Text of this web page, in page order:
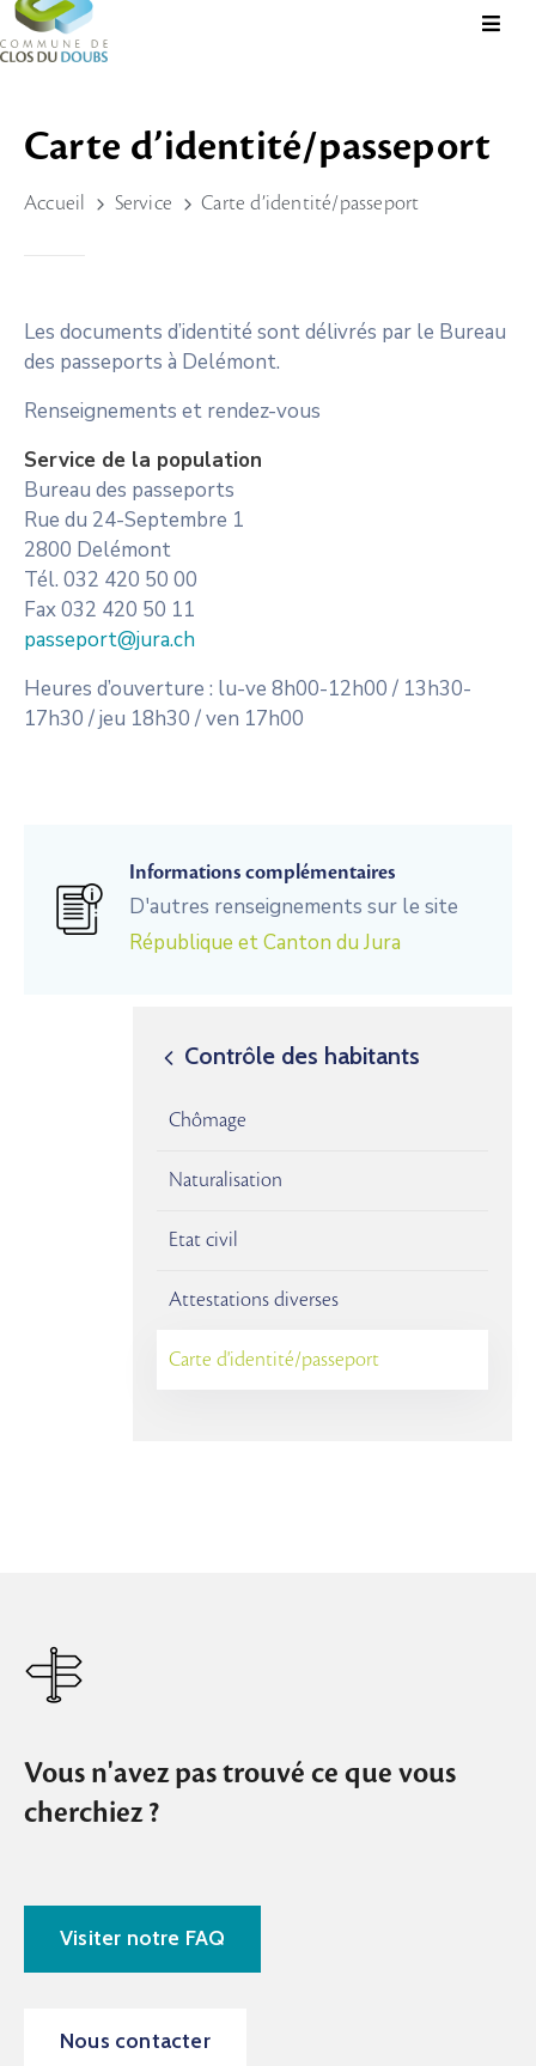
Administration
Guichet
Locale
Tourisme
Durable
Culture
Rechercher?
Carte d’identité/passeport
Accueil Service Carte d’identité/passeport
Les documents d’identité sont délivrés par le Bureau
des passeports à Delémont.
Renseignements et rendez-vous
Service de la population
Bureau des passeports
Rue du 24-Septembre 1
2800 Delémont
Tél. 032 420 50 00
Fax 032 420 50 11
passeport@jura.ch
Heures d’ouverture : lu-ve 8h00-12h00 / 13h30-
17h30 / jeu 18h30 / ven 17h00
Informations complémentaires
D'autres renseignements sur le site
République et Canton du Jura
Contrôle des habitants
Chômage
Naturalisation
Etat civil
Attestations diverses
Carte d'identité/passeport
Vous n'avez pas trouvé ce que vous
cherchiez ?
Visiter notre FAQ
Nous contacter